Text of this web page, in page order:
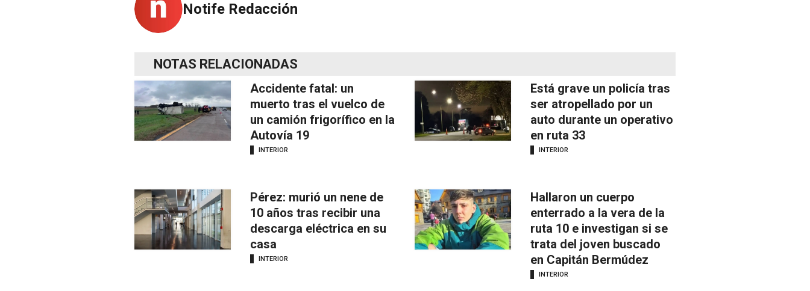
Notife Redacción
NOTAS RELACIONADAS
Accidente fatal: un
muerto tras el vuelco de
un camión frigorífico en la
Autovía 19
INTERIOR
Está grave un policía tras
ser atropellado por un
auto durante un operativo
en ruta 33
INTERIOR
Pérez: murió un nene de
10 años tras recibir una
descarga eléctrica en su
casa
INTERIOR
Hallaron un cuerpo
enterrado a la vera de la
ruta 10 e investigan si se
trata del joven buscado
en Capitán Bermúdez
INTERIOR